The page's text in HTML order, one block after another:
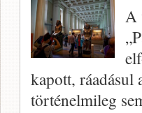
A
kapott, ráadásul
történelmileg